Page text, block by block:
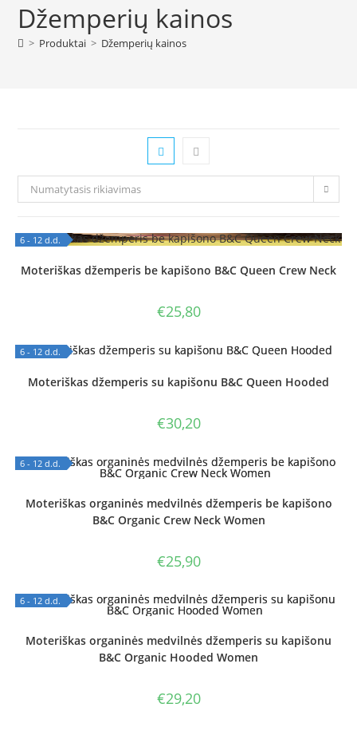
Džemperių kainos
> Produktai > Džemperių kainos
Numatytasis rikiavimas
6 - 12 d.d.
Moteriškas džemperis be kapišono B&C Queen Crew Neck
€25,80
6 - 12 d.d.
Moteriškas džemperis su kapišonu B&C Queen Hooded
€30,20
6 - 12 d.d.
Moteriškas organinės medvilnės džemperis be kapišono
B&C Organic Crew Neck Women
€25,90
6 - 12 d.d.
Moteriškas organinės medvilnės džemperis su kapišonu
B&C Organic Hooded Women
€29,20